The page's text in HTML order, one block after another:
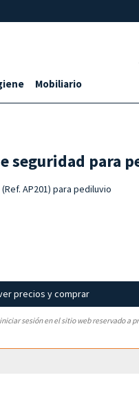
Mobiliario
seguridad para
AP201) para pediluvio
precios y comprar
sesión en el sitio web reservado a